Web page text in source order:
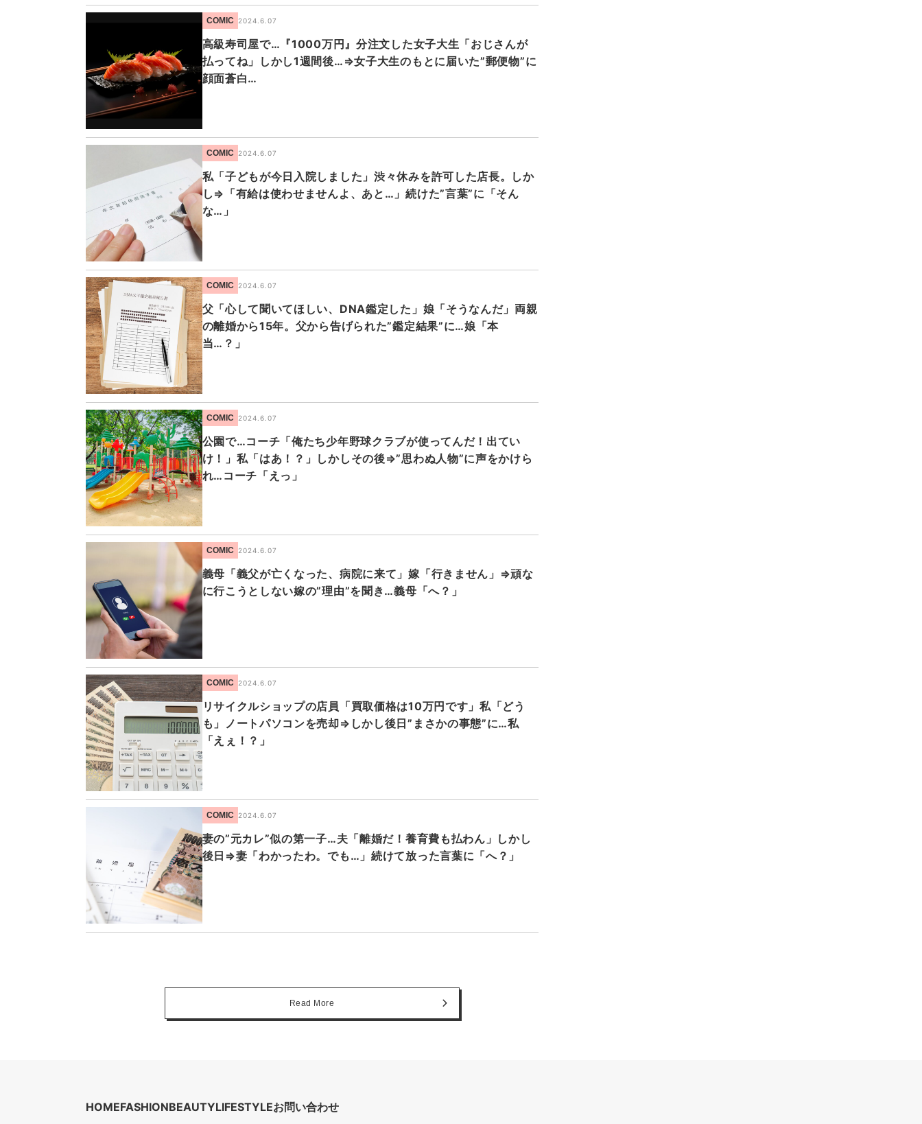
COMIC 2024.6.07
高級寿司屋で…『1000万円』分注文した女子大生「おじさんが
払ってね」しかし1週間後…⇒女子大生のもとに届いた”郵便物”に
顔面蒼白…
COMIC 2024.6.07
私「子どもが今日入院しました」渋々休みを許可した店長。しか
し⇒「有給は使わせませんよ、あと…」続けた”言葉”に「そん
な…」
COMIC 2024.6.07
父「心して聞いてほしい、DNA鑑定した」娘「そうなんだ」両親
の離婚から15年。父から告げられた”鑑定結果”に…娘「本
当…？」
COMIC 2024.6.07
公園で…コーチ「俺たち少年野球クラブが使ってんだ！出てい
け！」私「はあ！？」しかしその後⇒”思わぬ人物”に声をかけら
れ…コーチ「えっ」
COMIC 2024.6.07
義母「義父が亡くなった、病院に来て」嫁「行きません」⇒頑な
に行こうとしない嫁の”理由”を聞き…義母「へ？」
COMIC 2024.6.07
リサイクルショップの店員「買取価格は10万円です」私「どう
も」ノートパソコンを売却⇒しかし後日”まさかの事態”に…私
「えぇ！？」
COMIC 2024.6.07
妻の”元カレ”似の第一子…夫「離婚だ！養育費も払わん」しかし
後日⇒妻「わかったわ。でも…」続けて放った言葉に「へ？」
Read More
HOMEFASHIONBEAUTYLIFESTYLEお問い合わせ